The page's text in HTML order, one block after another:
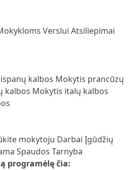
Verslui Atsiliepimai
kalbos Mokytis prancūzų
kalbos Mokytis italų kalbos
mokytoju Darbai Įgūdžių
Spaudos Tarnyba
programėlę čia: